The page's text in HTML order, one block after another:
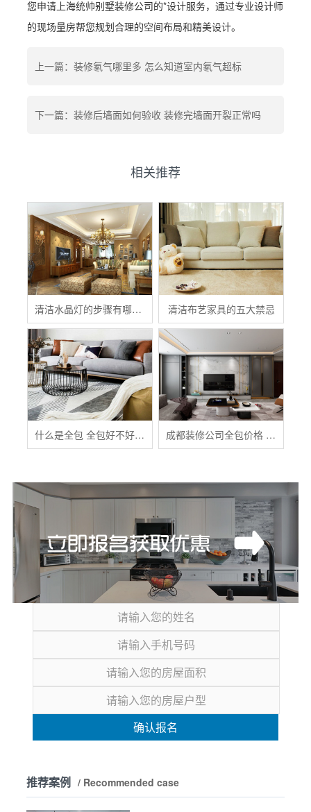
您申请上海统帅别墅装修公司的*设计服务，通过专业设计师
的现场量房帮您规划合理的空间布局和精美设计。
上一篇：装修氡气哪里多 怎么知道室内氡气超标
下一篇：装修后墙面如何验收 装修完墙面开裂正常吗
相关推荐
清洁水晶灯的步骤有哪些？ 清洁布艺家具的五大禁忌
什么是全包 全包好不好 全包装修注意事项有哪些 成都装修公司全包价格 成都全包装修多少钱一平
确认报名
推荐案例 / Recommended case